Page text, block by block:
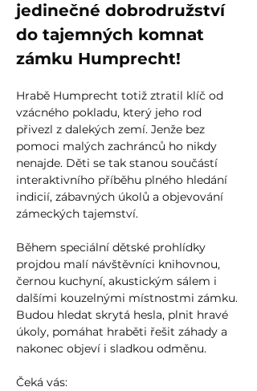
jedinečné dobrodružství
do tajemných komnat
zámku Humprecht!
Hrabě Humprecht totiž ztratil klíč od
vzácného pokladu, který jeho rod
přivezl z dalekých zemí. Jenže bez
pomoci malých zachránců ho nikdy
nenajde. Děti se tak stanou součástí
interaktivního příběhu plného hledání
indicií, zábavných úkolů a objevování
zámeckých tajemství.
Během speciální dětské prohlídky
projdou malí návštěvníci knihovnou,
černou kuchyní, akustickým sálem i
dalšími kouzelnými místnostmi zámku.
Budou hledat skrytá hesla, plnit hravé
úkoly, pomáhat hraběti řešit záhady a
nakonec objeví i sladkou odměnu.
Čeká vás: